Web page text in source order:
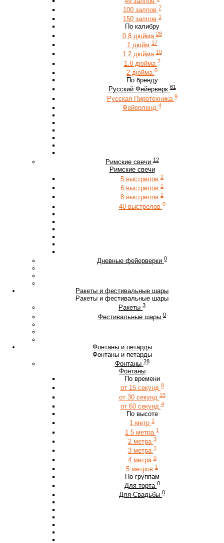
100 залпов 7
150 залпов 1
По калибру
0.8 дюйма 28
1 дюйм 17
1.2 дюйма 10
1.8 дюйма 2
2 дюйма 0
По бренду
Русский Фейерверк 61
Русская Пиротехника 9
Фейерленд 4
Римские свечи 12
Римские свечи
5 выстрелов 2
6 выстрелов 1
8 выстрелов 2
40 выстрелов 0
Дневные фейерверки 0
Ракеты и фестивальные шары
Ракеты и фестивальные шары
Ракеты 3
Фестивальные шары 0
Фонтаны и петарды
Фонтаны и петарды
Фонтаны 28
Фонтаны
По времени
от 15 секунд 8
от 30 секунд 15
от 60 секунд 4
По высоте
1 метр 1
1.5 метра 1
2 метра 3
3 метра 1
4 метра 0
5 метров 1
По группам
Для торта 0
Для Свадьбы 0